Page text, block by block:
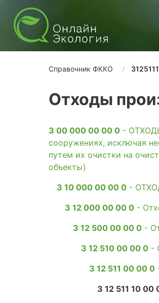
Справочник ФККО
Отходы
3 00 000 00 00 0 -
сооружениях, исключая
путем их очистки на
объекты)
3 10 000 00 00 0 -
3 12 000 00 00 0 -
3 12 500 00 00 0 -
3 12 510 00 00 0 -
3 12 511 00 00 0
3 12 511 10 00